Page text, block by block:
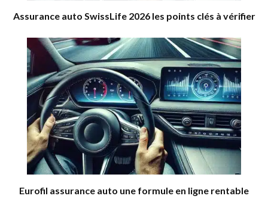
Assurance auto SwissLife 2026 les points clés à vérifier
Eurofil assurance auto une formule en ligne rentable